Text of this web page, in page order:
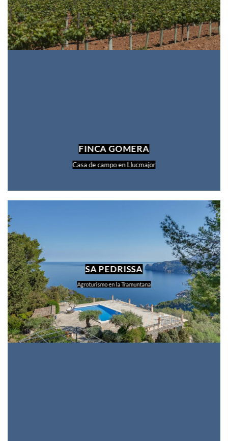
FINCA GOMERA
Casa de campo en Llucmajor
SA PEDRISSA
Agroturismo en la Tramuntana